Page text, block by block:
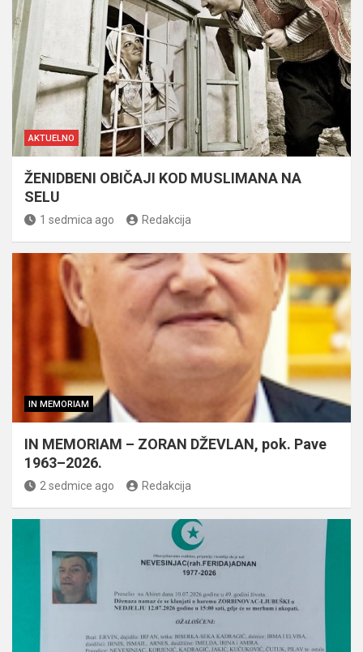
AKTUELNO
ŽENIDBENI OBIČAJI KOD MUSLIMANA NA
SELU
1 sedmica ago Redakcija
IN MEMORIAM
IN MEMORIAM – ZORAN DŽEVLAN, pok. Pave
1963–2026.
2 sedmice ago Redakcija